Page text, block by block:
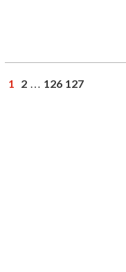
1 2 … 126 127